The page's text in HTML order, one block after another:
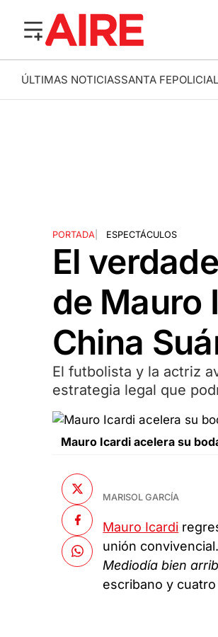
ÚLTIMAS NOTICIASSANTA FE
PORTADA| ESPECTÁCULOS
El
de Mauro
China
El futbolista y la actriz
estrategia legal que
Mauro Icardi acelera su
MARISOL GARCÍA
Mauro Icardi
unión
Mediodía bien
escribano y